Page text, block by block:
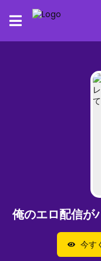
俺のエロ配信が
今す